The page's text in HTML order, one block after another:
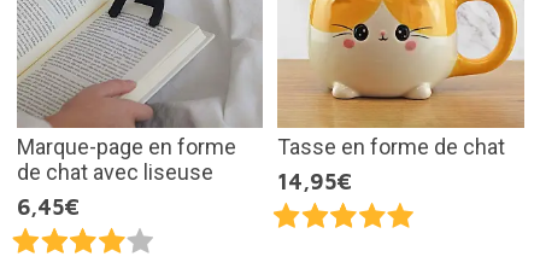
Marque-page en forme
de chat avec liseuse
6,45€
Tasse en forme de chat
14,95€